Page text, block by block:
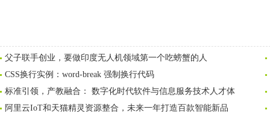
父子联手创业，要做印度无人机领域第一个吃螃蟹的人
CSS换行实例：word-break 强制换行代码
标准引领，产教融合： 数字化时代软件与信息服务技术人才体
阿里云IoT和天猫精灵资源整合，未来一年打造百款智能新品